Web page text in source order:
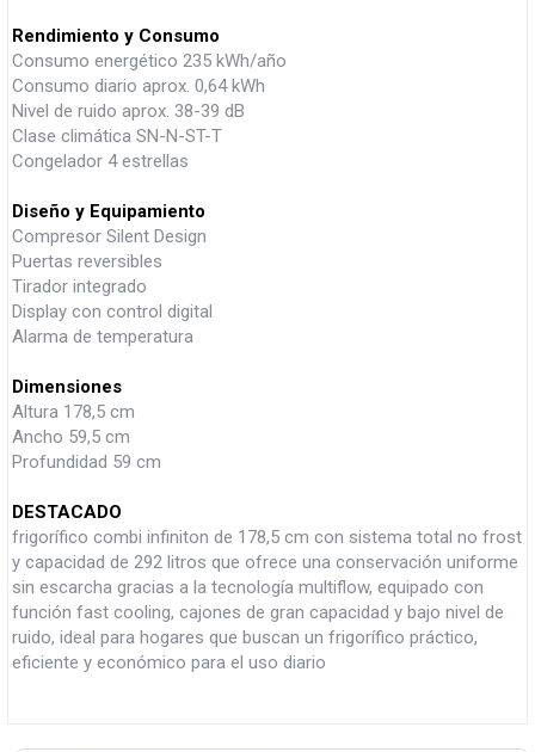
Rendimiento y Consumo
Consumo energético 235 kWh/año
Consumo diario aprox. 0,64 kWh
Nivel de ruido aprox. 38-39 dB
Clase climática SN-N-ST-T
Congelador 4 estrellas
Diseño y Equipamiento
Compresor Silent Design
Puertas reversibles
Tirador integrado
Display con control digital
Alarma de temperatura
Dimensiones
Altura 178,5 cm
Ancho 59,5 cm
Profundidad 59 cm
DESTACADO
frigorífico combi infiniton de 178,5 cm con sistema total no frost
y capacidad de 292 litros que ofrece una conservación uniforme
sin escarcha gracias a la tecnología multiflow, equipado con
función fast cooling, cajones de gran capacidad y bajo nivel de
ruido, ideal para hogares que buscan un frigorífico práctico,
eficiente y económico para el uso diario